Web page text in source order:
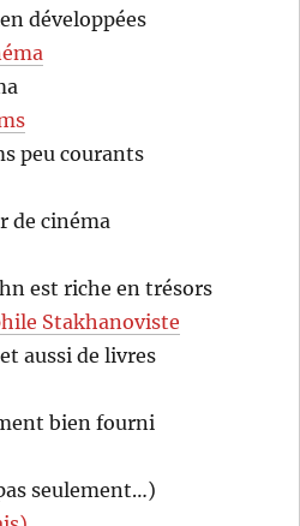
développées
peu courants
de cinéma
est riche en trésors
Stakhanoviste
aussi de livres
bien fourni
seulement…)